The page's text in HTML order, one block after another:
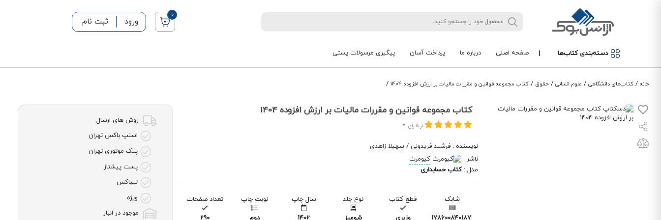
0
ورود ثبت نام
دسته‌بندی کتاب‌ها | صفحه اصلی درباره ما پرداخت آسان پیگیری مرسولات پستی
خانه / کتاب‌های دانشگاهی / علوم انسانی / حقوق / کتاب مجموعه قوانین و مقررات مالیات بر ارزش افزوده 1404 /
کتاب مجموعه قوانین و مقررات مالیات بر ارزش افزوده 1404
از 5 رای
نویسنده : فرشید فریدونی / سهیلا زاهدی
ناشر :
کیومرث
مدل :کتاب حسابداری
شابک
9786008401872
قطع کتاب
وزیری
نوع جلد
شومیز
سال چاپ
1402
نوبت چاپ
دوم
تعداد صفحات
290
روش های ارسال
اسنپ باکس تهران
پیک موتوری تهران
پست پیشتاز
تیباکس
ویژه
موجود در انبار